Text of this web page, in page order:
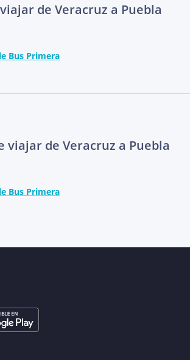
de Veracruz a Puebla
Bus Primera
viajar de Veracruz a Puebla
Bus Primera